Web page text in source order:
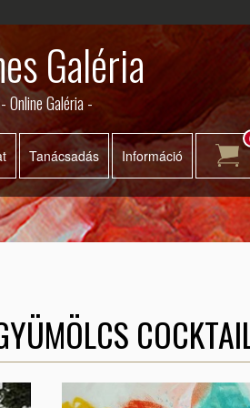
Galéria
- Online Galéria -
Tanácsadás Információ